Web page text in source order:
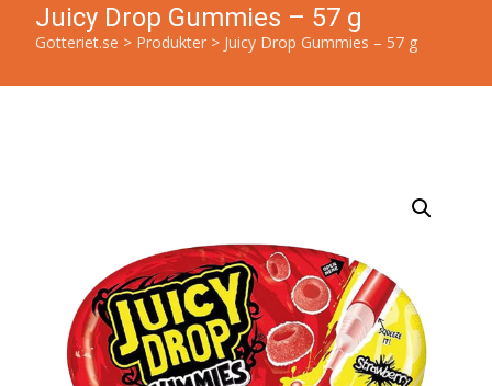
Juicy Drop Gummies – 57 g
Gotteriet.se > Produkter > Juicy Drop Gummies – 57 g